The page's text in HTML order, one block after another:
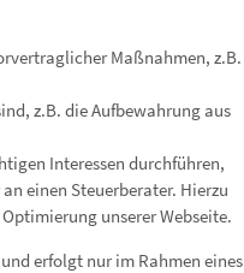
Maßnahmen, z.B.
z.B. die Aufbewahrung aus
Interessen durchführen,
einen Steuerberater. Hierzu
unserer Webseite.
erfolgt nur im Rahmen eines